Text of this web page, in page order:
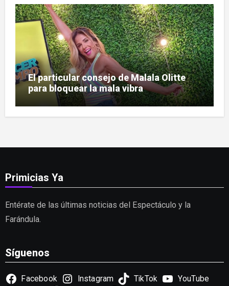
El particular consejo de Malala Olitte
para bloquear la mala vibra
Primicias Ya
Entérate de las últimas noticias del Espectáculo y la
Farándula.
Síguenos
Facebook Instagram TikTok
YouTube